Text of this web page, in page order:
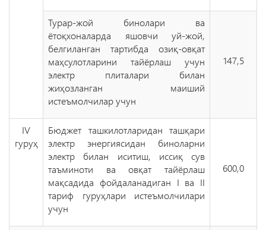
Турар-жой бинолари ва
ётоқхоналарда яшовчи уй-жой,
белгиланган тартибда озиқ-овқат
маҳсулотларини тайёрлаш учун
электр плиталари билан
жиҳозланган маиший
истеъмолчилар учун
147,5
IV
гуруҳ
Бюджет ташкилотларидан ташқари
электр энергиясидан биноларни
электр билан иситиш, иссиқ сув
таъминоти ва овқат тайёрлаш
мақсадида фойдаланадиган I ва II
тариф гуруҳлари истеъмолчилари
учун
600,0